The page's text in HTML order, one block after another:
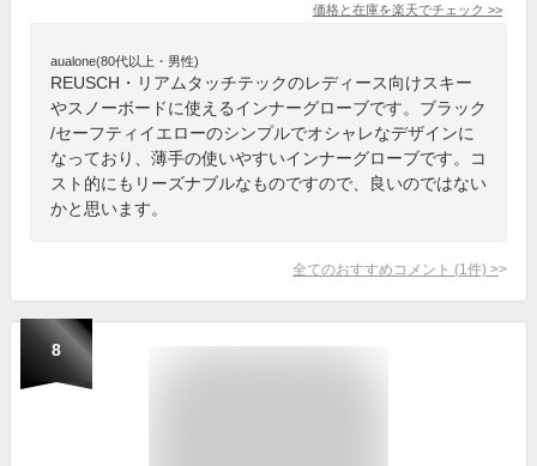
価格と在庫を楽天でチェック >>
aualone(80代以上・男性)
REUSCH・リアムタッチテックのレディース向けスキー
やスノーボードに使えるインナーグローブです。ブラック
/セーフティイエローのシンプルでオシャレなデザインに
なっており、薄手の使いやすいインナーグローブです。コ
スト的にもリーズナブルなものですので、良いのではない
かと思います。
全てのおすすめコメント (1 件) >
8